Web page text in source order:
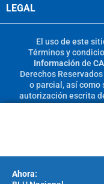
LEGAL
El uso de este
Términos y
Información de
Derechos
o parcial, así como
autorización escrita